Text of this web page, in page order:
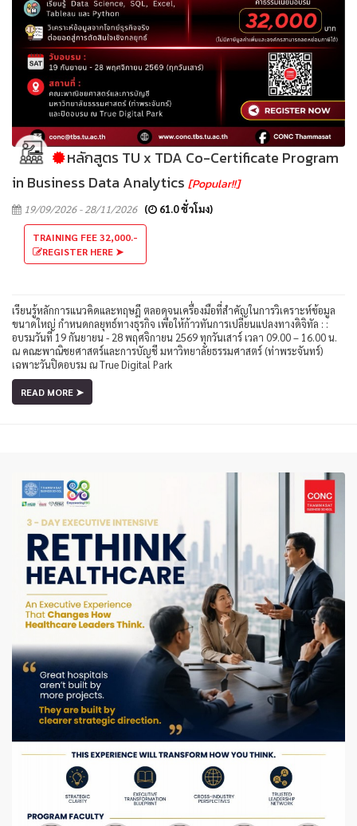
หลักสูตร TU x TDA Co-Certificate Program
in Business Data Analytics [Popular!!]
19/09/2026 - 28/11/2026 ( 61.0 ชั่วโมง)
TRAINING FEE 32,000.-
REGISTER HERE ➤
เรียนรู้หลักการแนวคิดและทฤษฎี ตลอดจนเครื่องมือที่สำคัญในการวิเคราะห์ข้อมูล
ขนาดใหญ่ กำหนดกลยุทธ์ทางธุรกิจ เพื่อให้ก้าวทันการเปลี่ยนแปลงทางดิจิทัล : :
อบรมวันที่ 19 กันยายน - 28 พฤศจิกายน 2569 ทุกวันเสาร์ เวลา 09.00 – 16.00 น.
ณ คณะพาณิชยศาสตร์และการบัญชี มหาวิทยาลัยธรรมศาสตร์ (ท่าพระจันทร์)
เฉพาะวันปิดอบรม ณ True Digital Park
READ MORE ➤